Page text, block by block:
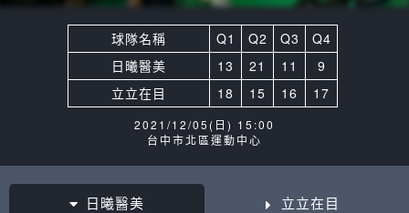
球隊名稱 Q1 Q2 Q3
Q4
日曦醫美
13 21 11
9
立立在目
18 15 16 17
2021/12/05(日) 15:00
台中市北區運動中心
日曦醫美 立立在目